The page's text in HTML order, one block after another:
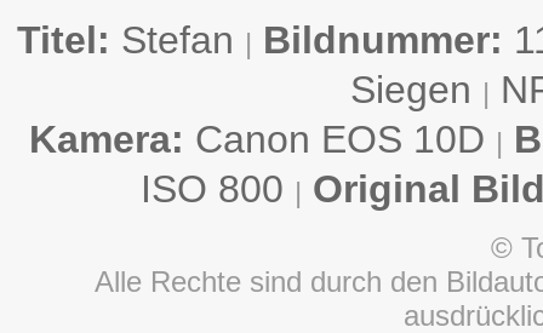
Titel: Stefan | Bildnummer:
Siegen |
Kamera: Canon EOS 10D |
ISO 800 | Original
©
Alle Rechte sind durch den